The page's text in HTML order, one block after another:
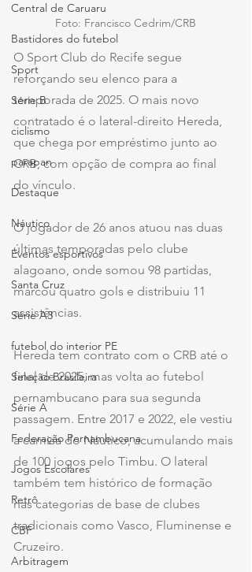
Central de Caruaru
Bastidores do futebol
Sport
Série B
ciclismo
parapan
Destaque
Náutico
Eventos esportivos
Santa Cruz
Série A3
futebol do interior PE
Seleção Brasileira
Série A
Federação Pernambucana
Jogos Escolares
Retrô
CBF
Arbitragem
Foto: Francisco Cedrim/CRB
O Sport Club do Recife segue
reforçando seu elenco para a
temporada de 2025. O mais novo
contratado é o lateral-direito Hereda,
que chega por empréstimo junto ao
CRB, com opção de compra ao final
do vínculo.
O jogador de 26 anos atuou nas duas
últimas temporadas pelo clube
alagoano, onde somou 98 partidas,
marcou quatro gols e distribuiu 11
assistências.
Hereda tem contrato com o CRB até o
final de 2025, mas volta ao futebol
pernambucano para sua segunda
passagem. Entre 2017 e 2022, ele vestiu
a camisa do Náutico, acumulando mais
de 100 jogos pelo Timbu. O lateral
também tem histórico de formação
nas categorias de base de clubes
tradicionais como Vasco, Fluminense e
Cruzeiro.